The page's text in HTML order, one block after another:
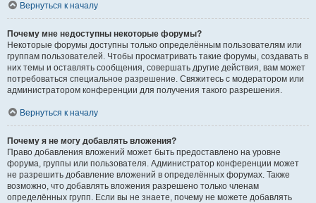
Вернуться к началу
Почему мне недоступны некоторые форумы?
Некоторые форумы доступны только определённым пользователям или
группам пользователей. Чтобы просматривать такие форумы, создавать в
них темы и оставлять сообщения, совершать другие действия, вам может
потребоваться специальное разрешение. Свяжитесь с модератором или
администратором конференции для получения такого разрешения.
Вернуться к началу
Почему я не могу добавлять вложения?
Право добавления вложений может быть предоставлено на уровне
форума, группы или пользователя. Администратор конференции может
не разрешить добавление вложений в определённых форумах. Также
возможно, что добавлять вложения разрешено только членам
определённых групп. Если вы не знаете, почему не можете добавлять